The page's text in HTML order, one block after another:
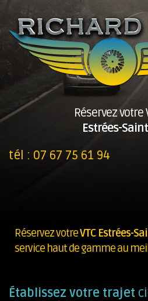
Réservez votre
Estrées-
tél : 07 67 75 61 94
Réservez votreVTC Estrées-
service haut de gamme au
Établissez votre trajet